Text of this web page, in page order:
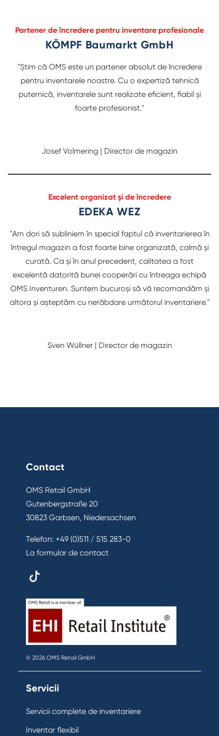
Partener de încredere pentru inventare profesionale
KÖMPF Baumarkt GmbH
"Știm că OMS este un partener absolut de încredere
pentru inventarele noastre. Cu o expertiză tehnică
puternică, inventarele sunt realizate eficient, fiabil și
foarte profesionist."
Josef Volmering | Director de magazin
Excelent organizat și de încredere
EDEKA WEZ
"Am dori să subliniem în special faptul că inventarierea în
întregul magazin a fost foarte bine organizată, calmă și
curată. Ca și în anul precedent, calitatea a fost
excelentă datorită bunei cooperări cu întreaga echipă
OMS Inventuren. Suntem bucuroși să vă recomandăm și
altora și așteptăm cu nerăbdare următorul inventariere."
Sven Wüllner | Director de magazin
Contact
OMS Retail GmbH
Gutenbergstraße 20
30823 Garbsen, Niedersachsen
Telefon: +49 (0)511 / 515 283-0
La formular de contact
© 2026 OMS Retail GmbH
Servicii
Servicii complete de inventariere
Inventar flexibil